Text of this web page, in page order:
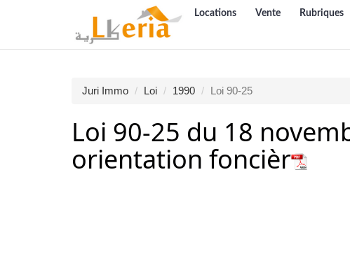
Locations Vente Rubriques
Juri Immo Loi 1990 Loi 90-25
Loi 90-25 du 18
orientation foncièr